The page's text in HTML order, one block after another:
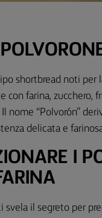
shortbread noti
farina, zucchero,
nome “Polvorón”
delicata e
I
il segreto per